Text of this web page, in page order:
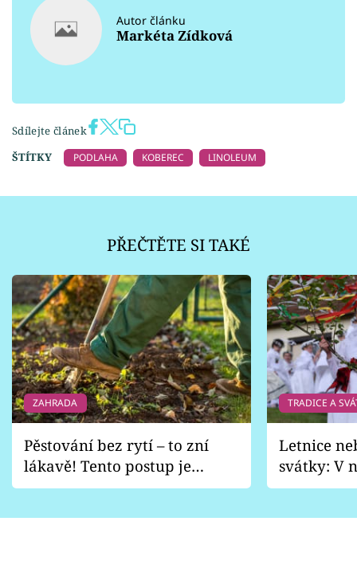
Autor článku
Markéta Zídková
Sdílejte článek
ŠTÍTKY
PODLAHA KOBEREC LINOLEUM
PŘEČTĚTE SI TAKÉ
ZAHRADA
Pěstování bez rytí – to zní
lákavě! Tento postup je
vhodný jen pro některé
TRADICE A
Letnice
svátky: V
pondělí